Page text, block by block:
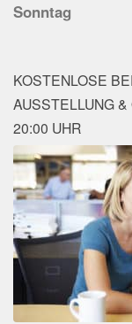
Sonntag
KOSTENLOSE
AUSSTELLUNG
20:00 UHR